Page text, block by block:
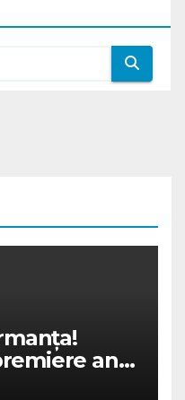
an